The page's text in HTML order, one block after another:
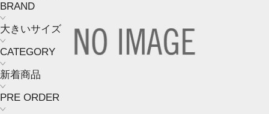
BRAND
大きいサイズ
CATEGORY
新着商品
PRE ORDER